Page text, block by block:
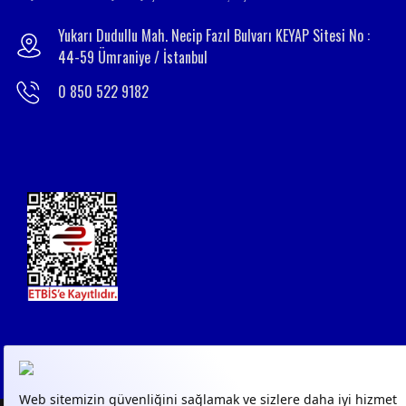
Yukarı Dudullu Mah. Necip Fazıl Bulvarı KEYAP Sitesi No :
44-59 Ümraniye / İstanbul
0 850 522 9182